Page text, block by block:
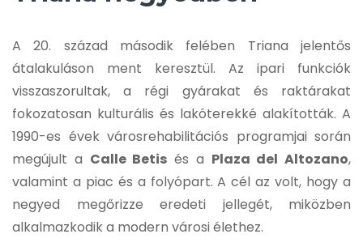
A 20. század második felében Triana jelentős
átalakuláson ment keresztül. Az ipari funkciók
visszaszorultak, a régi gyárakat és raktárakat
fokozatosan kulturális és lakóterekké alakították. A
1990-es évek városrehabilitációs programjai során
megújult a Calle Betis és a Plaza del Altozano,
valamint a piac és a folyópart. A cél az volt, hogy a
negyed megőrizze eredeti jellegét, miközben
alkalmazkodik a modern városi élethez.